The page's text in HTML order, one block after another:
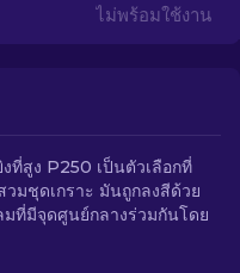
ไม่พร้อมใช้งาน
ที่สูง P250 เป็นตัวเลือกที่
มชุดเกราะ มันถูกลงสีด้วย
มที่มีจุดศูนย์กลางร่วมกันโดย